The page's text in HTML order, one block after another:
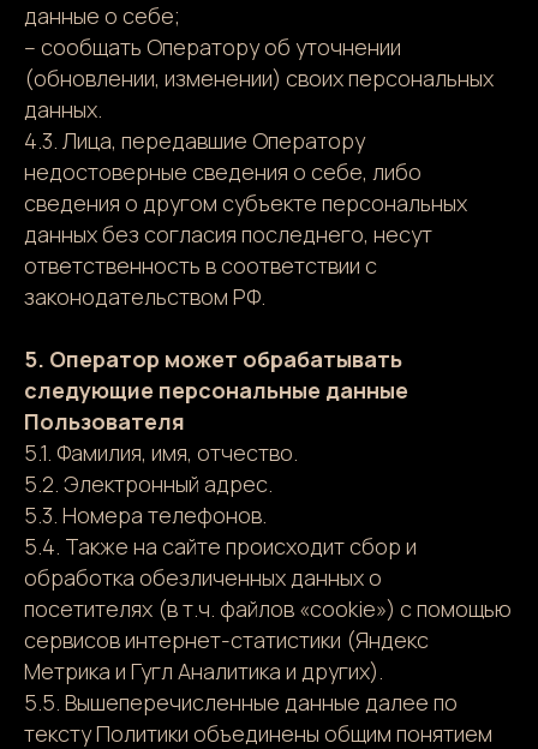
данные о себе;
– сообщать Оператору об уточнении
(обновлении, изменении) своих персональных
данных.
4.3. Лица, передавшие Оператору
недостоверные сведения о себе, либо
сведения о другом субъекте персональных
данных без согласия последнего, несут
ответственность в соответствии с
законодательством РФ.
5. Оператор может обрабатывать
следующие персональные данные
Пользователя
5.1. Фамилия, имя, отчество.
5.2. Электронный адрес.
5.3. Номера телефонов.
5.4. Также на сайте происходит сбор и
обработка обезличенных данных о
посетителях (в т.ч. файлов «cookie») с помощью
сервисов интернет-статистики (Яндекс
Метрика и Гугл Аналитика и других).
5.5. Вышеперечисленные данные далее по
тексту Политики объединены общим понятием